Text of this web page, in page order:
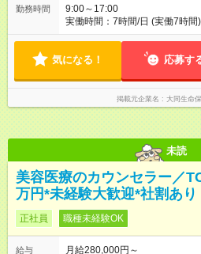
勤務時間
9:00～17:00
実働時間：7時間/日 (実働7時
まるため、夜遅くまでの営業
施。勤務時間は10：00～17：
気になる！ 応募す
掲載元企業名 大同生命
未読
美容医療のカウンセラー／
万円*未経験大歓迎*社割あり
正社員 職種未経験OK
給与
月給280,000円～